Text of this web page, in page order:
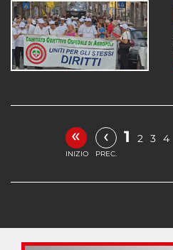
«
INIZIO
‹
PREC.
1 2 3 4